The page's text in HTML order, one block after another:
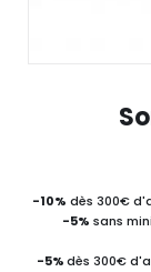
-10% dès 300€
-5% sans
-5%dès 300€